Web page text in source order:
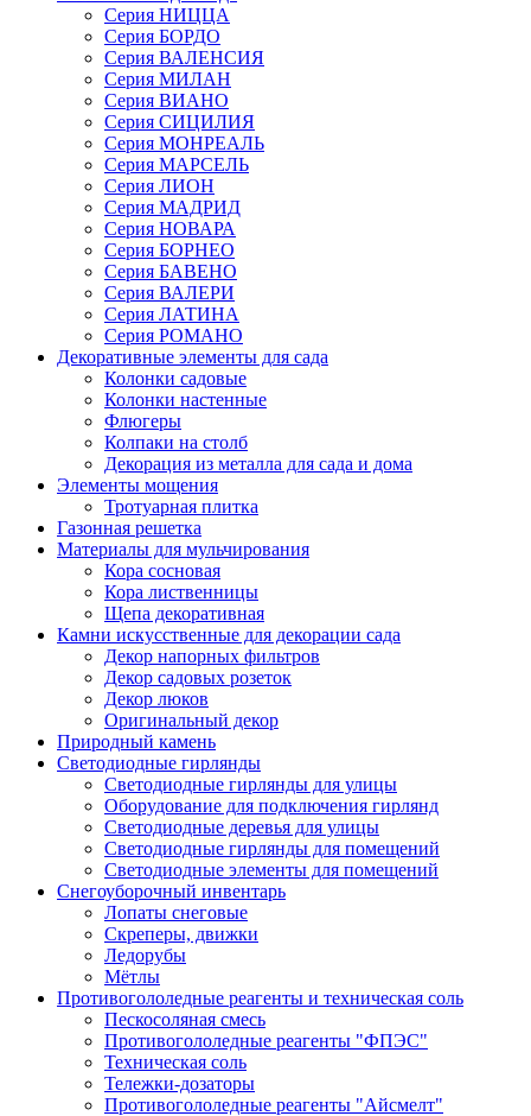
Серия НИЦЦА
Серия БОРДО
Серия ВАЛЕНСИЯ
Серия МИЛАН
Серия ВИАНО
Серия СИЦИЛИЯ
Серия МОНРЕАЛЬ
Серия МАРСЕЛЬ
Серия ЛИОН
Серия МАДРИД
Серия НОВАРА
Серия БОРНЕО
Серия БАВЕНО
Серия ВАЛЕРИ
Серия ЛАТИНА
Серия РОМАНО
Декоративные элементы для сада
Колонки садовые
Колонки настенные
Флюгеры
Колпаки на столб
Декорация из металла для сада и дома
Элементы мощения
Тротуарная плитка
Газонная решетка
Материалы для мульчирования
Кора сосновая
Кора лиственницы
Щепа декоративная
Камни искусственные для декорации сада
Декор напорных фильтров
Декор садовых розеток
Декор люков
Оригинальный декор
Природный камень
Светодиодные гирлянды
Светодиодные гирлянды для улицы
Оборудование для подключения гирлянд
Светодиодные деревья для улицы
Светодиодные гирлянды для помещений
Светодиодные элементы для помещений
Снегоуборочный инвентарь
Лопаты снеговые
Скреперы, движки
Ледорубы
Мётлы
Противогололедные реагенты и техническая соль
Пескосоляная смесь
Противогололедные реагенты "ФПЭС"
Техническая соль
Тележки-дозаторы
Противогололедные реагенты "Айсмелт"